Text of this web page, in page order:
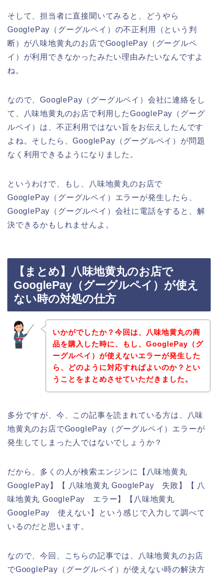
そして、担当者に直接聞いてみると、どうやら
GooglePay（グーグルペイ）の不正利用（という判
断）が八味地黄丸のお店でGooglePay（グーグルペ
イ）が利用できなかったみたい理由みたいなんですよ
ね。
なので、GooglePay（グーグルペイ）会社に連絡をし
て、八味地黄丸のお店で利用したGooglePay（グーグ
ルペイ）は、不正利用ではない旨をお伝えしたんです
よね。そしたら、GooglePay（グーグルペイ）が問題
なく利用できるようになりました。
というわけで、もし、八味地黄丸のお店で
GooglePay（グーグルペイ）エラーが発生したら、
GooglePay（グーグルペイ）会社に電話をすると、解
決できるかもしれませんよ。
【まとめ】八味地黄丸のお店で
GooglePay（グーグルペイ）が使え
ない時の対処の仕方
いかがでしたか？今回は、八味地黄丸の商
品を購入した時に、もし、GooglePay（グ
ーグルペイ）が使えないエラーが発生した
ら、どのように対応すればよいのか？とい
うことをまとめさせていただきました。
多分ですが、今、この記事を読まれている方は、八味
地黄丸のお店でGooglePay（グーグルペイ）エラーが
発生してしまった人ではないでしょうか？
だから、多くの人が検索エンジンに【八味地黄丸
GooglePay】【 八味地黄丸 GooglePay 失敗】【 八
味地黄丸 GooglePay エラー】【八味地黄丸
GooglePay 使えない】という感じで入力して調べて
いるのだと思います。
なので、今回、こちらの記事では、八味地黄丸のお店
でGooglePay（グーグルペイ）が使えない時の解決方